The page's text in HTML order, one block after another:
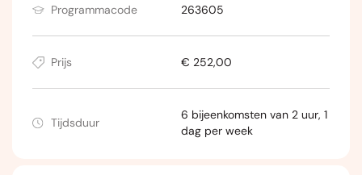
Programmacode 263605
Prijs € 252,00
Tijdsduur
6 bijeenkomsten van 2 uur, 1
dag per week